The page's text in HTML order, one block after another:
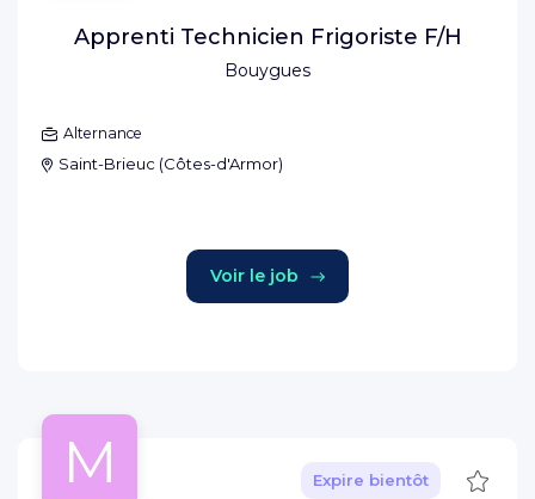
Bouygues
Apprenti Technicien Frigoriste F/H
Alternance
Saint-Brieuc (Côtes-d'Armor)
Voir le job
M Expire bientôt